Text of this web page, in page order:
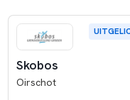
Skobos
Oirschot